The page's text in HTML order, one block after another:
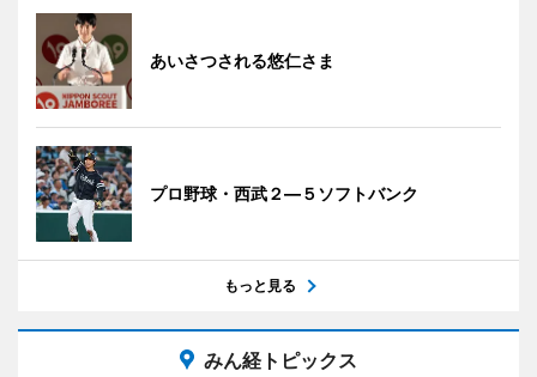
あいさつされる悠仁さま
プロ野球・西武２―５ソフトバンク
もっと見る
みん経トピックス